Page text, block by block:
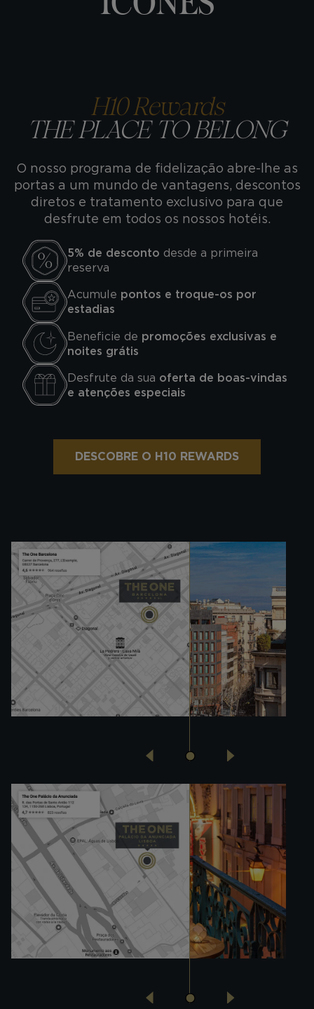
H10 Rewards
THE PLACE TO BELONG
O nosso programa de fidelização abre-lhe as
portas a um mundo de vantagens, descontos
diretos e tratamento exclusivo para que
desfrute em todos os nossos hotéis.
5% de desconto desde a primeira
reserva
Acumule pontos e troque-os por
estadias
Beneficie de promoções exclusivas e
noites grátis
Desfrute da sua oferta de boas-vindas
e atenções especiais
DESCOBRE O H10 REWARDS